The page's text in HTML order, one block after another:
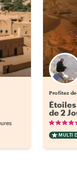
Profitez
Étoiles
de 2
MULTI